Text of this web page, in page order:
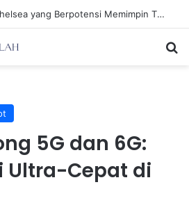
Tiga Calon Pelatih Chelsea yang Berpotensi Memimpin Tim di Musim Depan
5G dan 6G:
Ultra-Cepat di